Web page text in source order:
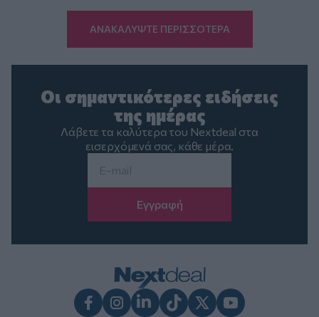
ΑΝΑΚΑΛΥΨΤΕ ΠΕΡΙΣΣΟΤΕΡΑ
Οι σημαντικότερες ειδήσεις
της ημέρας
Λάβετε τα καλύτερα του Nextdeal στα
εισερχόμενά σας, κάθε μέρα.